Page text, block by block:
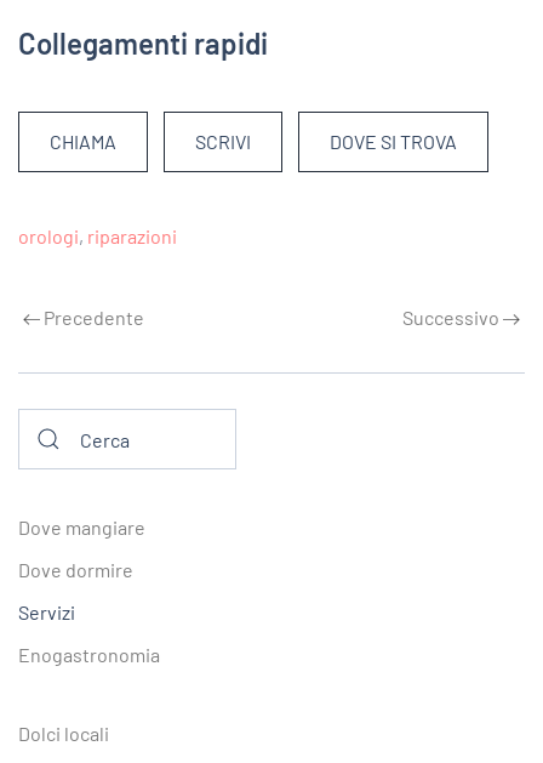
Collegamenti rapidi
CHIAMA SCRIVI DOVE SI TROVA
orologi, riparazioni
Precedente Successivo
Dove mangiare
Dove dormire
Servizi
Enogastronomia
Dolci locali